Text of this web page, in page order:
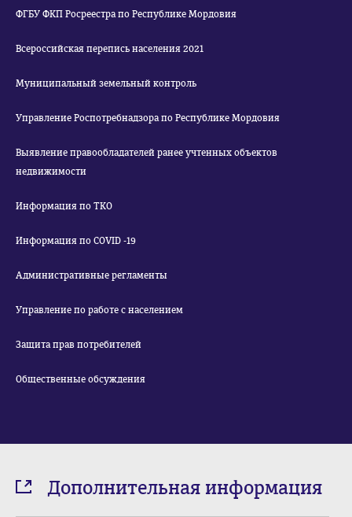
ФГБУ ФКП Росреестра по Республике Мордовия
Всероссийская перепись населения 2021
Муниципальный земельный контроль
Управление Роспотребнадзора по Республике Мордовия
Выявление правообладателей ранее учтенных объектов
недвижимости
Информация по ТКО
Информация по COVID -19
Административные регламенты
Управление по работе с населением
Защита прав потребителей
Общественные обсуждения
Дополнительная информация